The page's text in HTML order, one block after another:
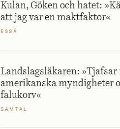
Kulan, Göken och hatet:
att jag var en maktfaktor«
ESSÄ
Landslagsläkaren: »Tjafsar
amerikanska myndigheter
falukorv«
SAMTAL